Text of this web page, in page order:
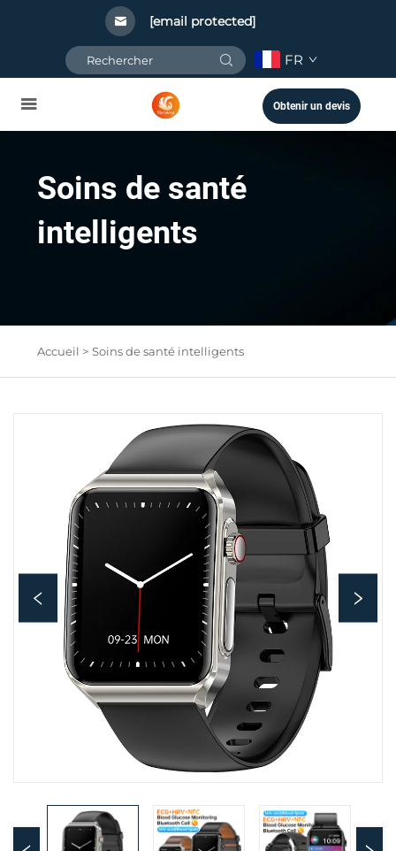
[email protected]
FR
Obtenir un devis
Soins de santé
intelligents
Accueil > Soins de santé intelligents